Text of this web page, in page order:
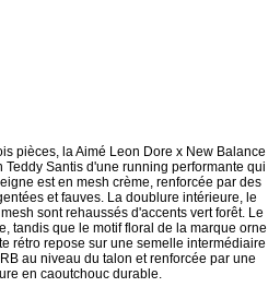
pièces, la Aimé Leon Dore x New Balance
Santis d'une running performante qui
est en mesh crème, renforcée par des
et fauves. La doublure intérieure, le
sont rehaussés d'accents vert forêt. Le
tandis que le motif floral de la marque orne
rétro repose sur une semelle intermédiaire
au niveau du talon et renforcée par une
en caoutchouc durable.